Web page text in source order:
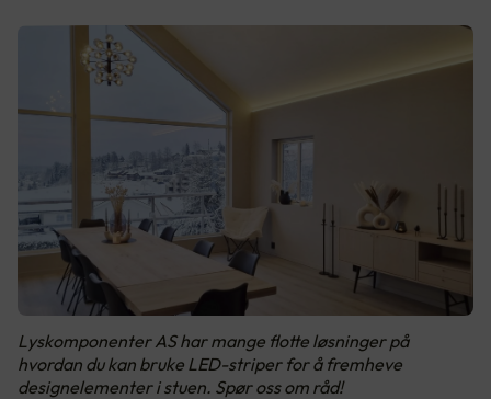
Lyskomponenter AS har mange flotte løsninger på
hvordan du kan bruke LED-striper for å fremheve
designelementer i stuen. Spør oss om råd!